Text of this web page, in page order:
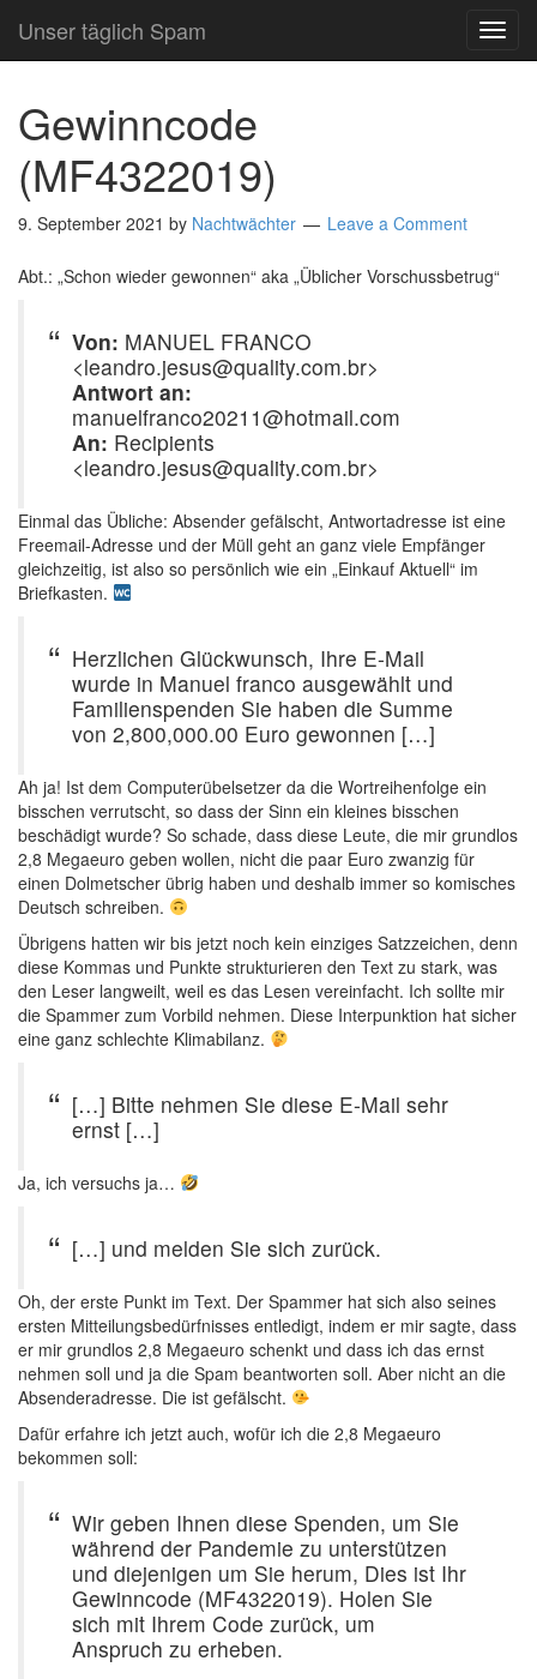
Unser täglich Spam
Gewinncode
(MF4322019)
9. September 2021 by Nachtwächter Leave a Comment
Abt.: „Schon wieder gewonnen“ aka „Üblicher Vorschussbetrug“
Von: MANUEL FRANCO
<leandro.jesus@quality.com.br>
Antwort an:
manuelfranco20211@hotmail.com
An: Recipients
<leandro.jesus@quality.com.br>
Einmal das Übliche: Absender gefälscht, Antwortadresse ist eine
Freemail-Adresse und der Müll geht an ganz viele Empfänger
gleichzeitig, ist also so persönlich wie ein „Einkauf Aktuell“ im
Briefkasten.
Herzlichen Glückwunsch, Ihre E-Mail
wurde in Manuel franco ausgewählt und
Familienspenden Sie haben die Summe
von 2,800,000.00 Euro gewonnen […]
Ah ja! Ist dem Computerübelsetzer da die Wortreihenfolge ein
bisschen verrutscht, so dass der Sinn ein kleines bisschen
beschädigt wurde? So schade, dass diese Leute, die mir grundlos
2,8 Megaeuro geben wollen, nicht die paar Euro zwanzig für
einen Dolmetscher übrig haben und deshalb immer so komisches
Deutsch schreiben.
Übrigens hatten wir bis jetzt noch kein einziges Satzzeichen, denn
diese Kommas und Punkte strukturieren den Text zu stark, was
den Leser langweilt, weil es das Lesen vereinfacht. Ich sollte mir
die Spammer zum Vorbild nehmen. Diese Interpunktion hat sicher
eine ganz schlechte Klimabilanz.
[…] Bitte nehmen Sie diese E-Mail sehr
ernst […]
Ja, ich versuchs ja…
[…] und melden Sie sich zurück.
Oh, der erste Punkt im Text. Der Spammer hat sich also seines
ersten Mitteilungsbedürfnisses entledigt, indem er mir sagte, dass
er mir grundlos 2,8 Megaeuro schenkt und dass ich das ernst
nehmen soll und ja die Spam beantworten soll. Aber nicht an die
Absenderadresse. Die ist gefälscht.
Dafür erfahre ich jetzt auch, wofür ich die 2,8 Megaeuro
bekommen soll:
Wir geben Ihnen diese Spenden, um Sie
während der Pandemie zu unterstützen
und diejenigen um Sie herum, Dies ist Ihr
Gewinncode (MF4322019). Holen Sie
sich mit Ihrem Code zurück, um
Anspruch zu erheben.